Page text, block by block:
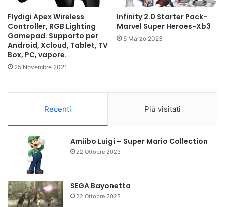
Flydigi Apex Wireless
Controller, RGB Lighting
Gamepad. Supporto per
Android, Xcloud, Tablet, TV
Box, PC, vapore.
25 Novembre 2021
Infinity 2.0 Starter Pack-
Marvel Super Heroes-Xb3
5 Marzo 2023
Recenti Più visitati
Amiibo Luigi – Super Mario Collection
22 Ottobre 2023
SEGA Bayonetta
22 Ottobre 2023